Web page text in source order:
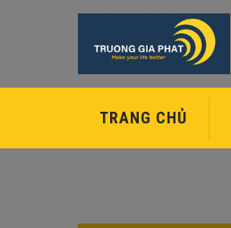
TRANG CHỦ